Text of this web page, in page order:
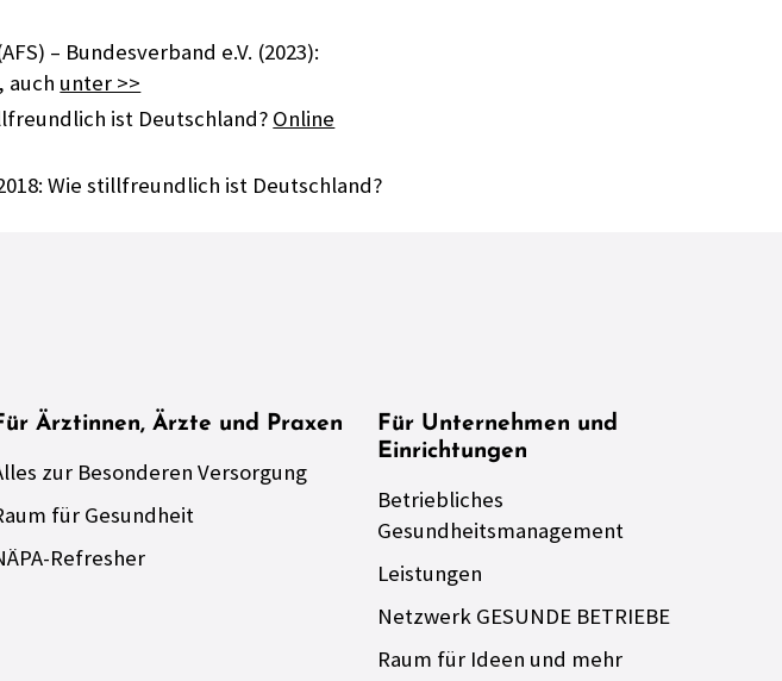
– Bundesverband e.V. (2023):
, auch unter >>
ist Deutschland? Online
Wie stillfreundlich ist Deutschland?
Ärztinnen, Ärzte und Praxen
zur Besonderen Versorgung
für Gesundheit
Refresher
Für Unternehmen und
Einrichtungen
Betriebliches
Gesundheitsmanagement
Leistungen
Netzwerk GESUNDE BETRIEBE
Raum für Ideen und mehr